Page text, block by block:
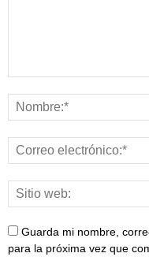
Guarda mi nombre,
para la próxima vez que